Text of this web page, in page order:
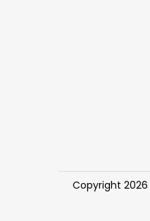
Copyright 2026